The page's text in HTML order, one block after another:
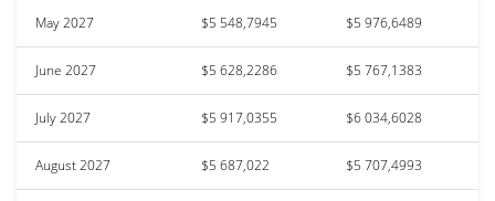
May 2027 $5 548,7945 $5 976,6489
June 2027 $5 628,2286 $5 767,1383
July 2027 $5 917,0355 $6 034,6028
August 2027 $5 687,022 $5 707,4993